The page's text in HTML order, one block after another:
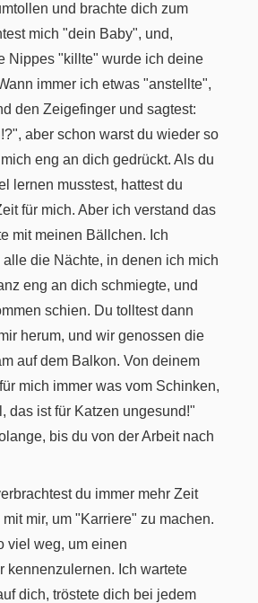
und brachte dich zum
mich "dein Baby", und,
Nippes "killte" wurde ich deine
immer ich etwas "anstellte",
den Zeigefinger und sagtest:
aber schon warst du wieder so
eng an dich gedrückt. Als du
lernen musstest, hattest du
für mich. Aber ich verstand das
mit meinen Bällchen. Ich
die Nächte, in denen ich mich
eng an dich schmiegte, und
schien. Du tolltest dann
herum, und wir genossen die
auf dem Balkon. Von deinem
mich immer was vom Schinken,
das ist für Katzen ungesund!"
bis du von der Arbeit nach
du immer mehr Zeit
mir, um "Karriere" zu machen.
viel weg, um einen
kennenzulernen. Ich wartete
dich, tröstete dich bei jedem